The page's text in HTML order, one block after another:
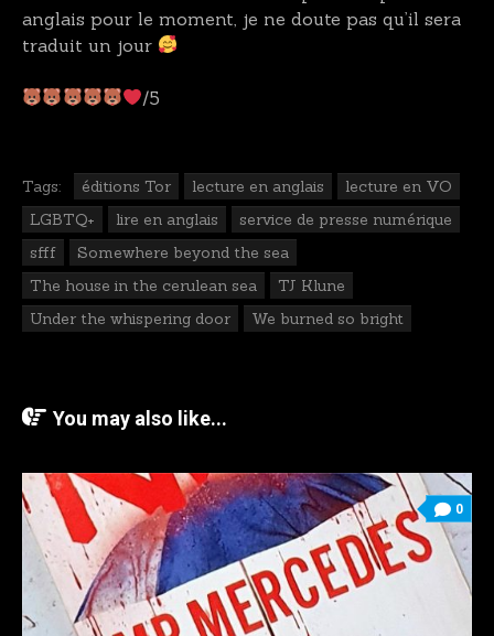
anglais pour le moment, je ne doute pas qu’il sera
traduit un jour
/5
Tags: éditions Tor lecture en anglais
lecture en VO
LGBTQ+
lire en anglais
service de presse numérique
sfff
Somewhere beyond the sea
The house in the cerulean sea
TJ Klune
Under the whispering door
We burned so bright
You may also like...
0